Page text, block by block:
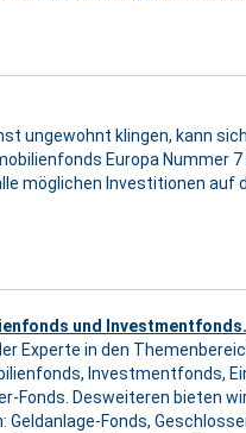
ungewohnt klingen, kann
Europa Nummer
möglichen Investitionen
und Investmentfonds.
Experte in den
Investmentfonds,
Fonds. Desweiteren bieten
Fonds,